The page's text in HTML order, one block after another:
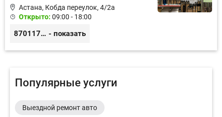
Астана, Кобда переулок, 4/2а
Открыто: 09:00 - 18:00
87011754444 - показать
Популярные услуги
Выездной ремонт авто